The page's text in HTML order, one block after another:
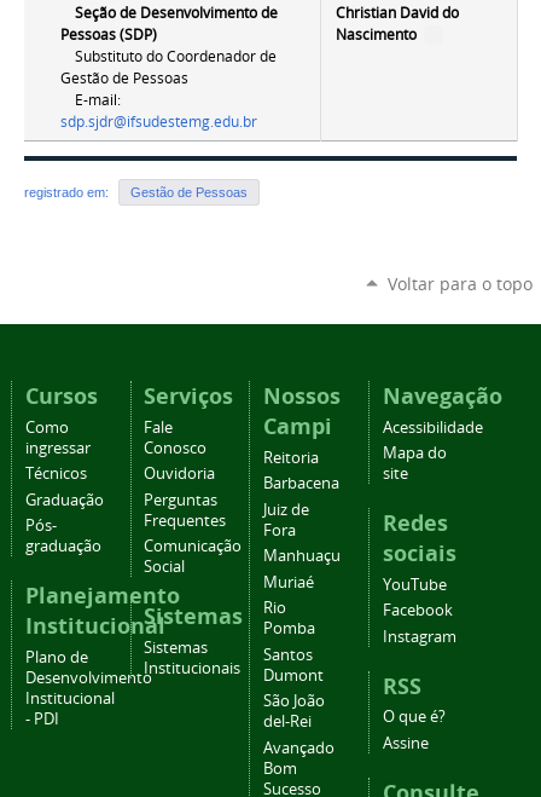
Seção de Desenvolvimento de
Pessoas (SDP)
Substituto do Coordenador de
Gestão de Pessoas
E-mail:
sdp.sjdr@ifsudestemg.edu.br
Christian David do
Nascimento
registrado em: Gestão de Pessoas
Voltar para o topo
Cursos
Como
ingressar
Técnicos
Graduação
Pós-
graduação
Planejamento
Institucional
Plano de
Desenvolvimento
Institucional
- PDI
Serviços
Fale
Conosco
Ouvidoria
Perguntas
Frequentes
Comunicação
Social
Sistemas
Sistemas
Institucionais
Nossos
Campi
Reitoria
Barbacena
Juiz de
Fora
Manhuaçu
Muriaé
Rio
Pomba
Santos
Dumont
São João
del-Rei
Avançado
Bom
Sucesso
Navegação
Acessibilidade
Mapa do
site
Redes
sociais
YouTube
Facebook
Instagram
RSS
O que é?
Assine